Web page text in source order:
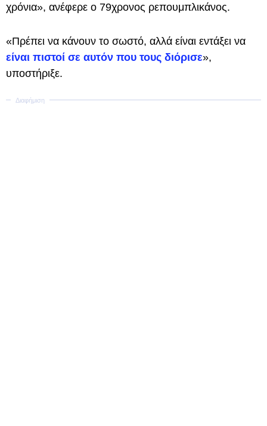
χρόνια», ανέφερε ο 79χρονος ρεπουμπλικάνος.
«Πρέπει να κάνουν το σωστό, αλλά είναι εντάξει να
είναι πιστοί σε αυτόν που τους διόρισε»,
υποστήριξε.